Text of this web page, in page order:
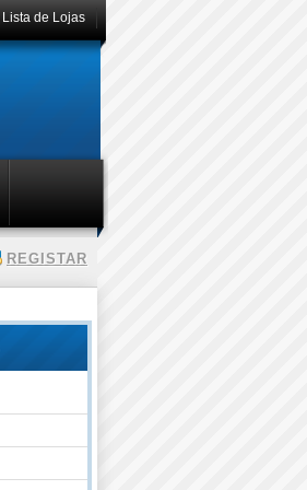
Lista de Lojas
REGISTAR